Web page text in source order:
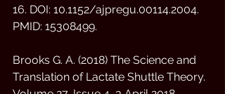
16. DOI: 10.1152/ajpregu.00114.2004.
PMID: 15308499.
Brooks G. A. (2018) The Science and
Translation of Lactate Shuttle Theory.